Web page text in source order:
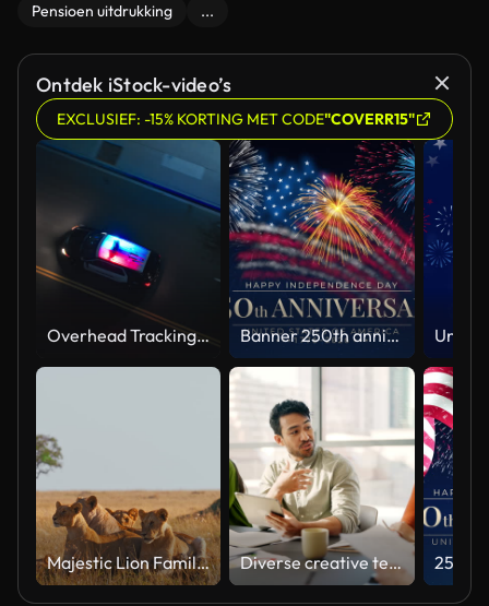
Pensioen uitdrukking
...
Ontdek iStock-video’s
EXCLUSIEF: -15% KORTING MET CODE"COVERR15"
Overhead Tracking Drone Shot of a Police Car Driving on a City Street with Lights On at Night Banner 250th anniversary of the USA. 250 years of independence. 4th of july 2026 usa independence day, video greeting card. US flag fireworks on blue sky background. Fourth of july. 4k seamless loop
Majestic Lion Family Relaxing in Natural Habitat Under Soft Light Diverse creative team collaborating on a marketing strategy in an office meeting